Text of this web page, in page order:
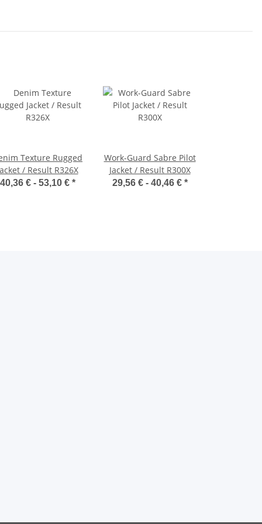
Texture Rugged
/ Result R326X
40,36 € - 53,10 € *
Work-Guard Sabre Pilot
Jacket / Result R300X
29,56 € - 40,46 € *